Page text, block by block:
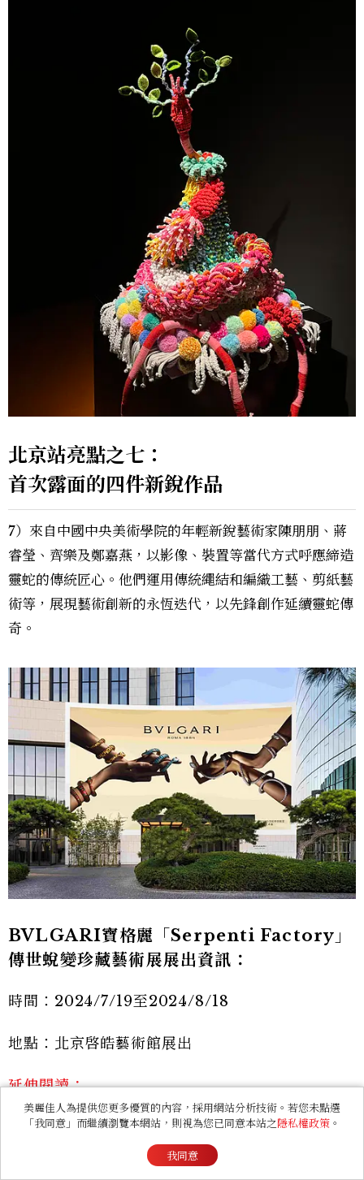
北京站亮點之七：
首次露面的四件新銳作品
7）來自中國中央美術學院的年輕新銳藝術家陳朋朋、蔣
睿瑩、齊樂及鄭嘉燕，以影像、裝置等當代方式呼應締造
靈蛇的傳統匠心。他們運用傳統繩結和編織工藝、剪紙藝
術等，展現藝術創新的永恆迭代，以先鋒創作延續靈蛇傳
奇。
BVLGARI寶格麗「Serpenti Factory」
傳世蛻變珍藏藝術展展出資訊：
時間：2024/7/19至2024/8/18
地點：北京啓皓藝術館展出
延伸閱讀：
《玫瑰的故事》劉亦菲任BVLGARI全球品牌代言人！
安海瑟薇絕美現身BVLGARI晚宴！盤點Anne
美麗佳人為提供您更多優質的內容，採用網站分析技術。若您未點選
「我同意」而繼續瀏覽本網站，則視為您已同意本站之隱私權政策 。
我同意